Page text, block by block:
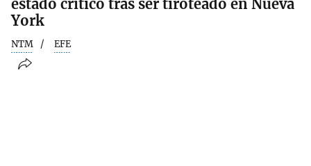
estado crítico tras ser tiroteado en Nueva
York
NTM EFE